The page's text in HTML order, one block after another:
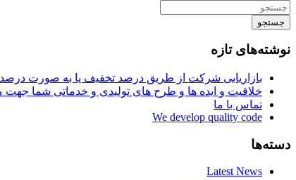
جستجو
نوشته‌های تازه
بازاریابی شرکت از طریق درصد تخفیف یا به صورت
خلاقیت و ایده ها و طرح های تولیدی و خدماتی شما
تماس با ما
We develop quality code
دسته‌ها
Latest News